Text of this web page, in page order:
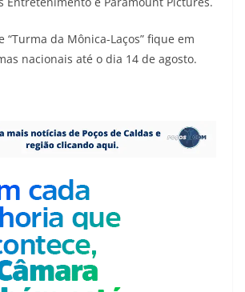
“Turma da Mônica-Laços” fique em
nacionais até o dia 14 de agosto.